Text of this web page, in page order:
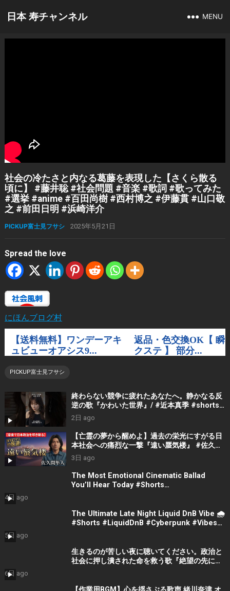
日本 寿チャンネル MENU
社会の冷たさと内なる葛藤を表現した【さくら散る
頃に】 #藤井聡 #社会問題 #音楽 #歌詞 #歌ってみた
#選挙 #anime #百田尚樹 #西村博之 #伊藤貫 #山口敬
之 #前田日明 #浜崎洋介
PICKUP富士見フサシ 2025年5月21日
Spread the love
にほんブログ村
PICKUP富士見フサシ
終わらない競争に疲れたあなたへ。静かなる反
逆の歌『かわいた世界』/ #近本真季 #shorts
#music
2日 ago
【亡霊の夢から醒めよ】過去の栄光にすがる日
本社会への痛烈な一撃『遠い蜃気楼』 #佐久間
隼人
3日 ago
The Most Emotional Cinematic Ballad
You’ll Hear Today #Shorts
4日 ago
The Ultimate Late Night Liquid DnB Vibe 🌧️
#Shorts #LiquidDnB #Cyberpunk #Vibes
5日 ago
生きるのが苦しい夜に聴いてください。政治と
社会に押し潰された命を救う歌『絶望の先に』
6日 ago